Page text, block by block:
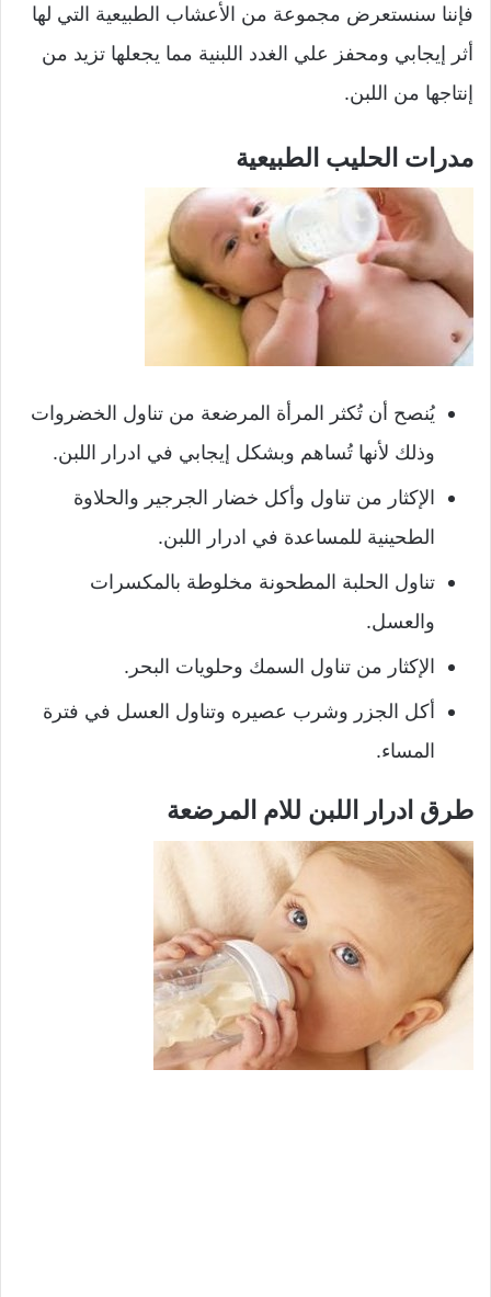
فإننا سنستعرض مجموعة من الأعشاب الطبيعية التي لها
أثر إيجابي ومحفز علي الغدد اللبنية مما يجعلها تزيد من
إنتاجها من اللبن.
مدرات الحليب الطبيعية
يُنصح أن تُكثر المرأة المرضعة من تناول الخضروات
وذلك لأنها تُساهم وبشكل إيجابي في ادرار اللبن.
الإكثار من تناول وأكل خضار الجرجير والحلاوة
الطحينية للمساعدة في ادرار اللبن.
تناول الحلبة المطحونة مخلوطة بالمكسرات
والعسل.
الإكثار من تناول السمك وحلويات البحر.
أكل الجزر وشرب عصيره وتناول العسل في فترة
المساء.
طرق ادرار اللبن للام المرضعة